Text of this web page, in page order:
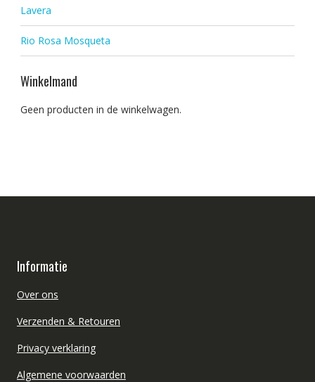
Lavera
Rio Rosa Mosqueta
Winkelmand
Geen producten in de winkelwagen.
Informatie
Over ons
Verzenden & Retouren
Privacy verklaring
Algemene voorwaarden